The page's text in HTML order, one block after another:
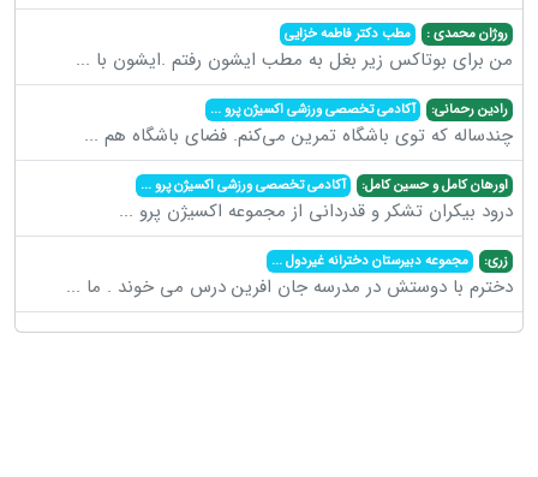
روژان محمدی : مطب دکتر فاطمه خزایی
من برای بوتاکس زیر بغل به مطب ایشون رفتم .ایشون با ...
رادین رحمانی: آکادمی تخصصی ورزشی اکسیژن پرو...
چندساله که توی باشگاه تمرین می‌کنم. فضای باشگاه هم ...
اورهان کامل و حسین کامل: آکادمی تخصصی ورزشی اکسیژن پرو...
درود بیکران تشکر و قدردانی از مجموعه اکسیژن پرو ...
زری: مجموعه دبیرستان دخترانه غیردول...
دخترم با دوستش در مدرسه جان افرین درس می خوند . ما ...